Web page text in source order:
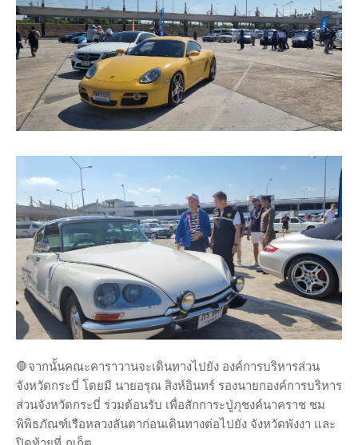
🛑จากนั้นคณะคาราวานจะเดินทางไปยัง องค์การบริหารส่วน
จังหวัดกระบี่ โดยมี นายอรุณ สิงห์อินทร์ รองนายกองค์การบริหาร
ส่วนจังหวัดกระบี่ ร่วมต้อนรับ เพื่อสักการะปู่ภุชงค์นาคราช ชม
พิพิธภัณฑ์เรือหลวงลันตาก่อนเดินทางต่อไปยัง จังหวัดพังงา และ